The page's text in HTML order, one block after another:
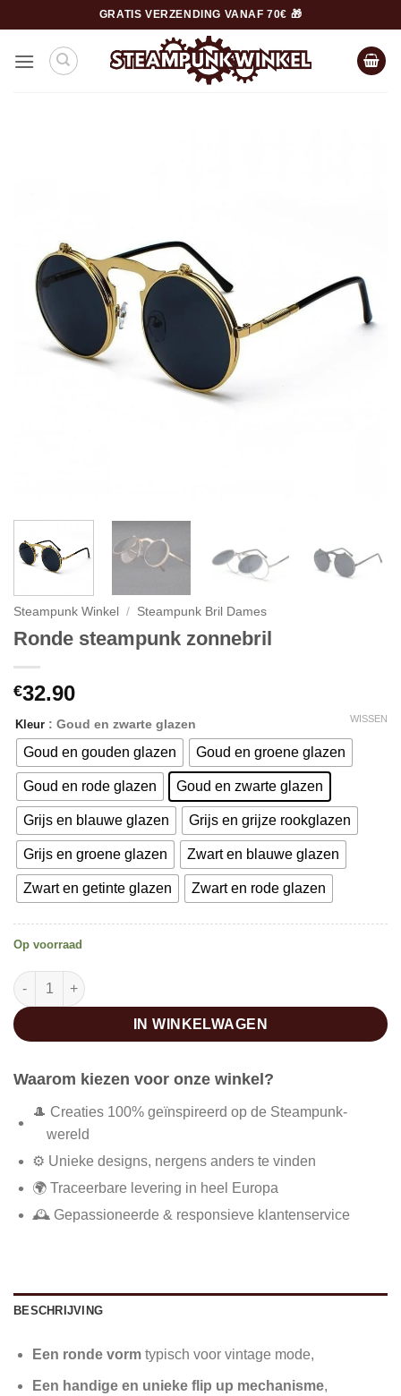
naar
inhoud
GRATIS VERZENDING VANAF 70€ 🎁
Steampunk Winkel / Steampunk Bril Dames
Ronde steampunk zonnebril
€32.90
Kleur : Goud en zwarte glazen
Goud en gouden glazen Goud en groene glazen
Goud en rode glazen Goud en zwarte glazen
Grijs en blauwe glazen Grijs en grijze rookglazen
Grijs en groene glazen Zwart en blauwe glazen
Zwart en getinte glazen Zwart en rode glazen
WISSEN
Op voorraad
Ronde steampunk zonnebril aantal
IN WINKELWAGEN
Waarom kiezen voor onze winkel?
🎩 Creaties 100% geïnspireerd op de Steampunk-
wereld
⚙️ Unieke designs, nergens anders te vinden
🌍 Traceerbare levering in heel Europa
🕰️ Gepassioneerde & responsieve klantenservice
BESCHRIJVING
Een ronde vorm typisch voor vintage mode,
Een handige en unieke flip up mechanisme,